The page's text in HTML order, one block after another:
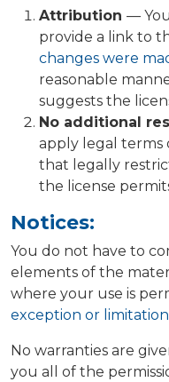
Attribution —
provide a link to
changes were
reasonable
suggests the
No additional
apply legal terms
that legally
the license
Notices:
You do not have to
elements of the
where your use is
exception or limitation
No warranties are
you all of the